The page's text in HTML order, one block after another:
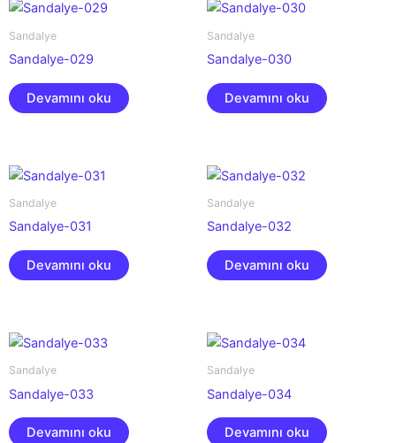
Sandalye
Sandalye-029
Devamını oku
Sandalye
Sandalye-030
Devamını oku
Sandalye
Sandalye-031
Devamını oku
Sandalye
Sandalye-032
Devamını oku
Sandalye
Sandalye-033
Devamını oku
Sandalye
Sandalye-034
Devamını oku